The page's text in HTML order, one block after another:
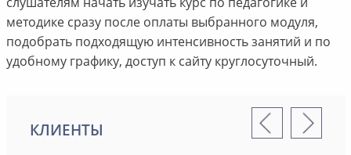
методике сразу после оплаты выбранного модуля,
подобрать подходящую интенсивность занятий и по
удобному графику, доступ к сайту круглосуточный.
КЛИЕНТЫ